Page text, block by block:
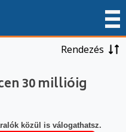
Rendezés
30 millióig
közül is válogathatsz.